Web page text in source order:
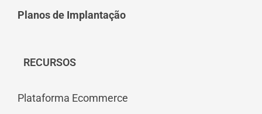
Planos de Implantação
RECURSOS
Plataforma Ecommerce